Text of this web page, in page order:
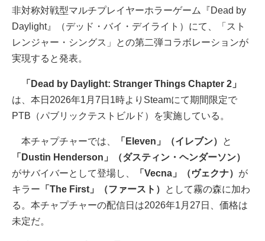
非対称対戦型マルチプレイヤーホラーゲーム『Dead by
Daylight』（デッド・バイ・デイライト）にて、「スト
レンジャー・シングス」との第二弾コラボレーションが
実現すると発表。
「Dead by Daylight: Stranger Things Chapter 2」
は、本日2026年1月7日1時よりSteamにて期間限定で
PTB（パブリックテストビルド）を実施している。
本チャプチャーでは、 「Eleven」（イレブン）
と
「Dustin Henderson」（ダスティン・ヘンダーソン）
がサバイバーとして登場し、
「Vecna」（ヴェクナ） が
キラー 「The First」（ファースト）
として霧の森に加わ
る。本チャプチャーの配信日は2026年1月27日、価格は
未定だ。